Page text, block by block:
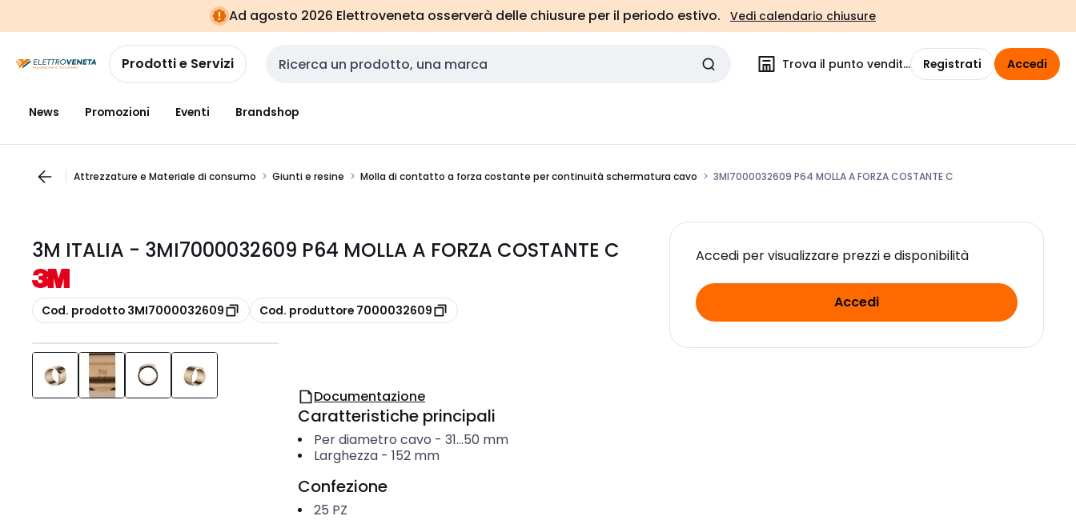
navigazionealla
pagina
Ad agosto 2026 Elettroveneta osserverà delle chiusure per il periodo estivo. Vedi calendario chiusure
Prodotti e Servizi Cerca input Trova il punto vendita Registrati Accedi
News Promozioni Eventi Brandshop
Attrezzature e Materiale di consumo Giunti e resine Molla di contatto a forza costante per continuità schermatura cavo 3MI7000032609 P64 MOLLA A FORZA COSTANTE C
3M ITALIA - 3MI7000032609 P64 MOLLA A FORZA COSTANTE C
copia
Cod. prodotto 3MI7000032609 copia
Cod. produttore 7000032609
Accedi per visualizzare prezzi e disponibilità
Accedi
Documentazione
Caratteristiche principali
Per diametro cavo - 31...50 mm
Larghezza- 152 mm
Confezione
25 PZ